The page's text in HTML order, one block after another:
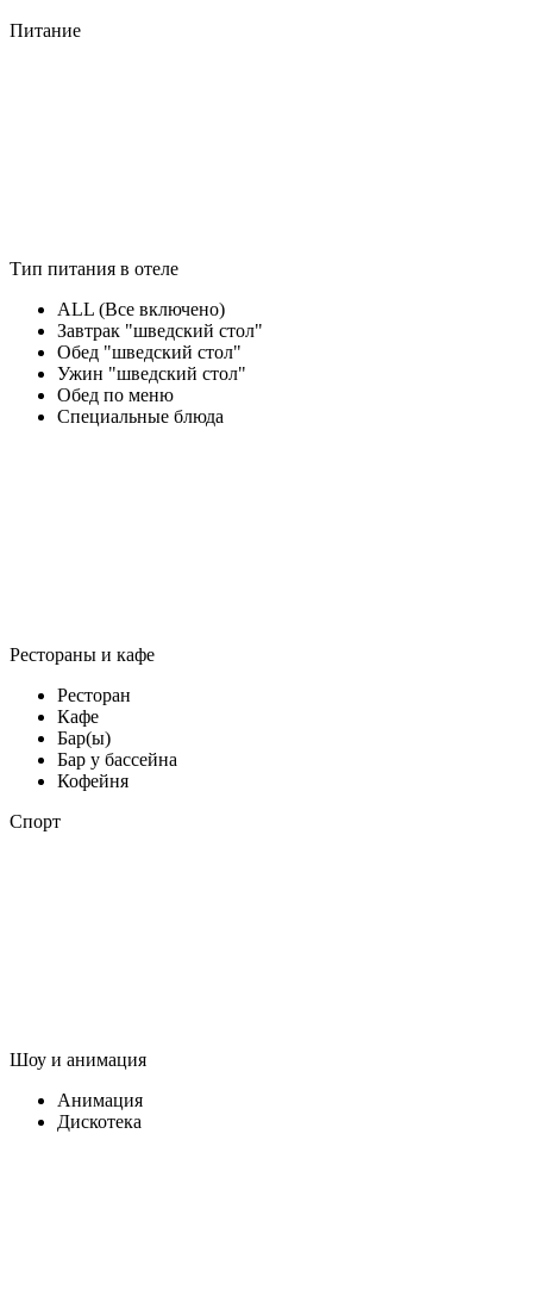
Питание
Тип питания в отеле
ALL (Все включено)
Завтрак "шведский стол"
Обед "шведский стол"
Ужин "шведский стол"
Обед по меню
Специальные блюда
Рестораны и кафе
Ресторан
Кафе
Бар(ы)
Бар у бассейна
Кофейня
Спорт
Шоу и анимация
Анимация
Дискотека